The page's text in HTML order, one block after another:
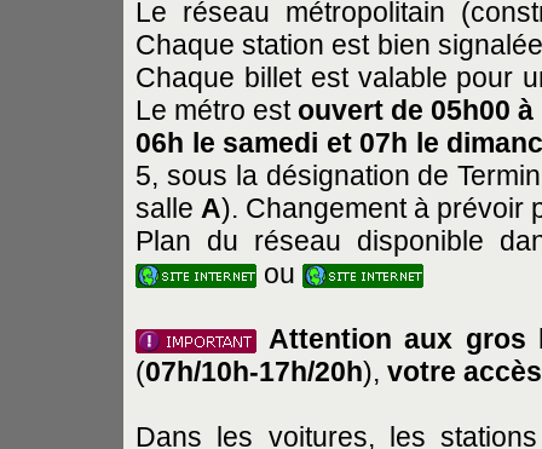
Le réseau métropolitain
Chaque station est bien
Chaque billet est valable pour
Le métro est ouvert de 05h00
06h le samedi et 07h le
5, sous la désignation de
salle A). Changement à prévoir
Plan du réseau disponible
ou
Attention aux gros
(07h/10h-17h/20h), votre
Dans les voitures, les